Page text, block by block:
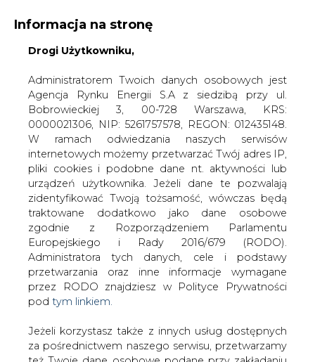
KONTAKT:
WYDAWCA PORTALU:
WYSOKI KONTRAST A A
ZALOGUJ SIĘ
WŁĄCZ CIRE.TV
Informacja na stronę
Drogi Użytkowniku,
Administratorem Twoich danych osobowych jest
Agencja Rynku Energii S.A z siedzibą przy ul.
Bobrowieckiej 3, 00-728 Warszawa, KRS:
0000021306, NIP: 5261757578, REGON: 012435148.
W ramach odwiedzania naszych serwisów
internetowych możemy przetwarzać Twój adres IP,
pliki cookies i podobne dane nt. aktywności lub
urządzeń użytkownika. Jeżeli dane te pozwalają
zidentyfikować Twoją tożsamość, wówczas będą
traktowane dodatkowo jako dane osobowe
zgodnie z Rozporządzeniem Parlamentu
Europejskiego i Rady 2016/679 (RODO).
Administratora tych danych, cele i podstawy
przetwarzania oraz inne informacje wymagane
przez RODO znajdziesz w Polityce Prywatności
pod tym linkiem.
Jeżeli korzystasz także z innych usług dostępnych
za pośrednictwem naszego serwisu, przetwarzamy